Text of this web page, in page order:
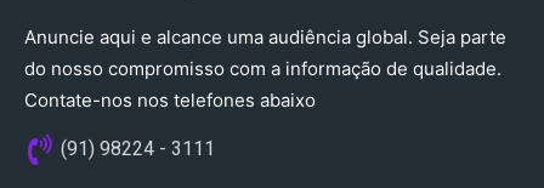
Anuncie aqui e alcance uma audiência global. Seja parte
do nosso compromisso com a informação de qualidade.
Contate-nos nos telefones abaixo
(91) 98224 - 3111